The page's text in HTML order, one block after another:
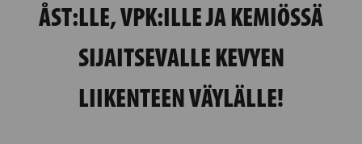
ÅST:LLE, VPK:ILLE JA KEMIÖSSÄ
SIJAITSEVALLE KEVYEN
LIIKENTEEN VÄYLÄLLE!